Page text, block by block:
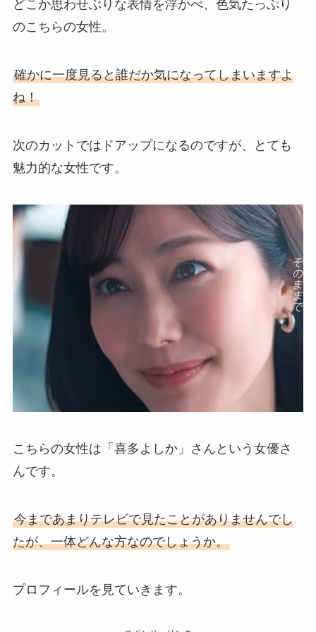
どこか思わせぶりな表情を浮かべ、色気たっぷり
のこちらの女性。
確かに一度見ると誰だか気になってしまいますよ
ね！
次のカットではドアップになるのですが、とても
魅力的な女性です。
こちらの女性は「喜多よしか」さんという女優さ
んです。
今まであまりテレビで見たことがありませんでし
たが、一体どんな方なのでしょうか。
プロフィールを見ていきます。